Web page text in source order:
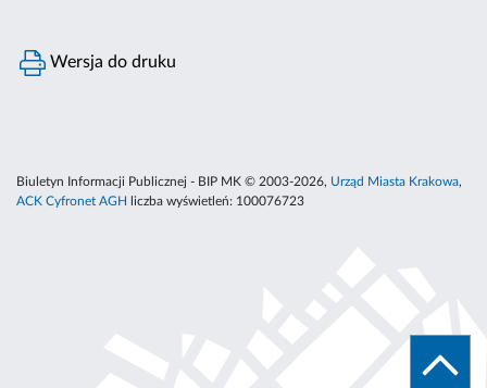
Wersja do druku
Biuletyn Informacji Publicznej - BIP MK © 2003-2026, Urząd Miasta Krakowa,
ACK Cyfronet AGH
liczba wyświetleń: 100076723